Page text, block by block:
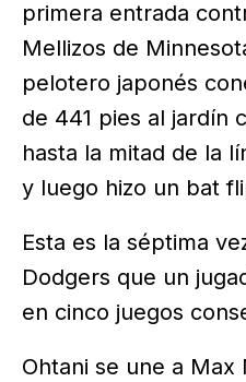
primera entrada
Mellizos de
pelotero japonés
de 441 pies al jardín
hasta la mitad de la
y luego hizo un bat
Esta es la séptima
Dodgers que un
en cinco juegos
Ohtani se une a Max